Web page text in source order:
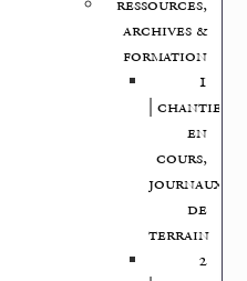
ressources,
archives &
formation
1
| chantiers
en
cours,
journaux
de
terrain
2